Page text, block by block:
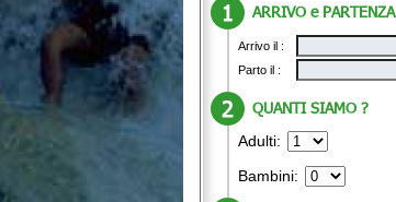
ARRIVO e PARTENZA
Arrivo il :
Parto il :
QUANTI SIAMO ?
Adulti:
Bambini: